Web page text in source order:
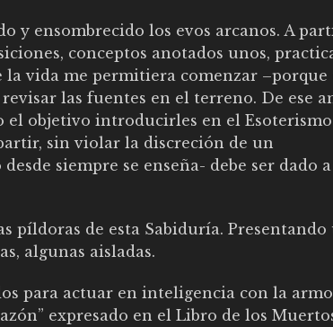
y ensombrecido los evos arcanos. A
conceptos anotados unos,
la vida me permitiera comenzar –porque
las fuentes en el terreno. De ese
el objetivo introducirles en el Esoterismo
sin violar la discreción de un
siempre se enseña- debe ser dado a
píldoras de esta Sabiduría. Presentando
algunas aisladas.
para actuar en inteligencia con la
expresado en el Libro de los